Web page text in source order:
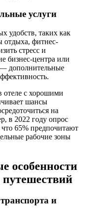
услуги
удобств, таких как
отдыха, фитнес-
стресс и
бизнес-центра или
дополнительные
отеле с хорошими
шансы
на
в 2022 году опрос
65% предпочитают
рабочие зоны
особенности
путешествий
и